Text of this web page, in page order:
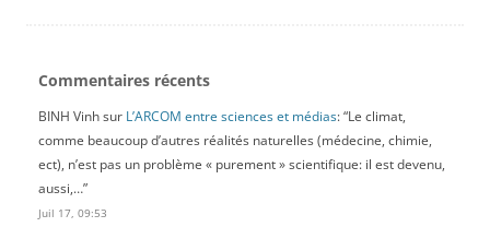
Commentaires récents
BINH Vinhsur L’ARCOM entre sciences et médias: “Le climat,
comme beaucoup d’autres réalités naturelles (médecine, chimie,
ect), n’est pas un problème « purement » scientifique: il est devenu,
aussi,…”
Juil 17, 09:53